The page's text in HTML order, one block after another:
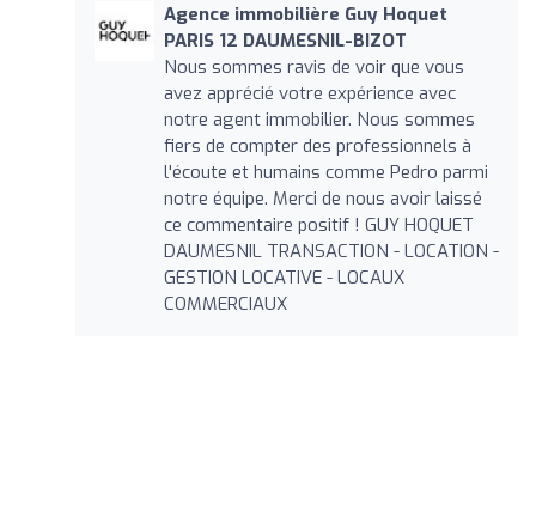
Agence immobilière Guy Hoquet
PARIS 12 DAUMESNIL-BIZOT
Nous sommes ravis de voir que vous
avez apprécié votre expérience avec
notre agent immobilier. Nous sommes
fiers de compter des professionnels à
l'écoute et humains comme Pedro parmi
notre équipe. Merci de nous avoir laissé
ce commentaire positif ! GUY HOQUET
DAUMESNIL TRANSACTION - LOCATION -
GESTION LOCATIVE - LOCAUX
COMMERCIAUX